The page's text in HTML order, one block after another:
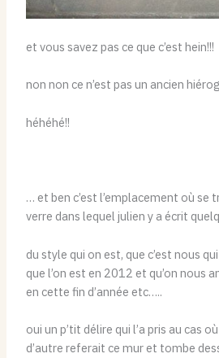
et vous savez pas ce que c’est hein!!!
non non ce n’est pas un ancien
héhéhé!!
… et ben c’est l’emplacement où se
verre dans lequel julien y a écrit
du style qui on est, que c’est nous
que l’on est en 2012 et qu’on nous
en cette fin d’année etc…..
oui un p’tit délire qui l’a pris au cas
d’autre referait ce mur et tombe